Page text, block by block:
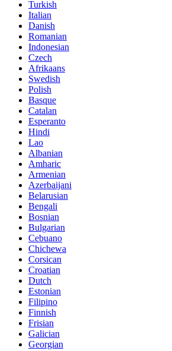
Turkish
Italian
Danish
Romanian
Indonesian
Czech
Afrikaans
Swedish
Polish
Basque
Catalan
Esperanto
Hindi
Lao
Albanian
Amharic
Armenian
Azerbaijani
Belarusian
Bengali
Bosnian
Bulgarian
Cebuano
Chichewa
Corsican
Croatian
Dutch
Estonian
Filipino
Finnish
Frisian
Galician
Georgian